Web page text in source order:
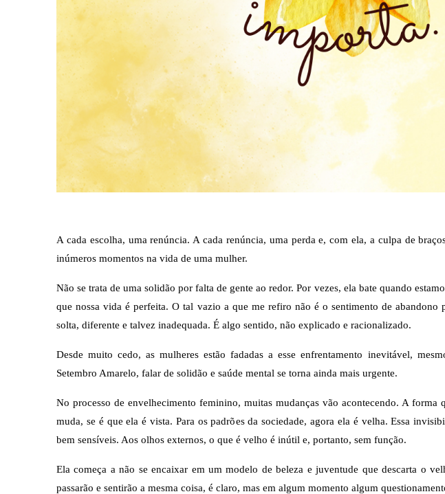
A cada escolha, uma renúncia. A cada renúncia, uma perda e, com ela, a culpa de
inúmeros momentos na vida de uma mulher.
Não se trata de uma solidão por falta de gente ao redor. Por vezes, ela bate quando
que nossa vida é perfeita. O tal vazio a que me refiro não é o sentimento de abandono
solta, diferente e talvez inadequada. É algo sentido, não explicado e racionalizado.
Desde muito cedo, as mulheres estão fadadas a esse enfrentamento inevitável,
Setembro Amarelo, falar de solidão e saúde mental se torna ainda mais urgente.
No processo de envelhecimento feminino, muitas mudanças vão acontecendo. A forma
muda, se é que ela é vista. Para os padrões da sociedade, agora ela é velha. Essa
bem sensíveis. Aos olhos externos, o que é velho é inútil e, portanto, sem função.
Ela começa a não se encaixar em um modelo de beleza e juventude que descarta o
passarão e sentirão a mesma coisa, é claro, mas em algum momento algum